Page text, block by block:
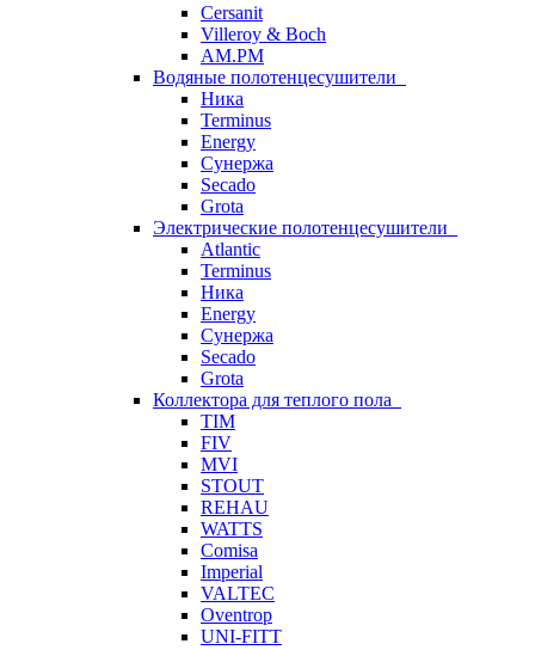
Cersanit
Villeroy & Boch
AM.PM
Водяные полотенцесушители
Ника
Terminus
Energy
Сунержа
Secado
Grota
Электрические полотенцесушители
Atlantic
Terminus
Ника
Energy
Сунержа
Secado
Grota
Коллектора для теплого пола
TIM
FIV
MVI
STOUT
REHAU
WATTS
Comisa
Imperial
VALTEC
Oventrop
UNI-FITT